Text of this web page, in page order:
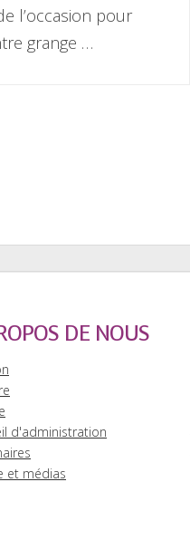
l’occasion pour
grange …
DE NOUS
d'administration
et médias